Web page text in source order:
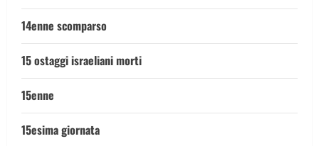
14enne scomparso
15 ostaggi israeliani morti
15enne
15esima giornata